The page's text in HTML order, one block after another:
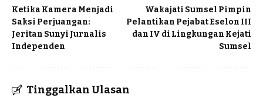
Ketika Kamera Menjadi
Saksi Perjuangan:
Jeritan Sunyi Jurnalis
Independen
Wakajati Sumsel Pimpin
Pelantikan Pejabat Eselon III
dan IV di Lingkungan Kejati
Sumsel
Tinggalkan Ulasan